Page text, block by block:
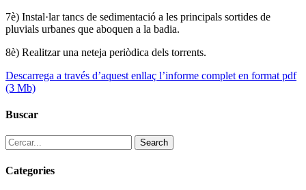
7è) Instal·lar tancs de sedimentació a les principals sortides de
pluvials urbanes que aboquen a la badia.
8è) Realitzar una neteja periòdica dels torrents.
Descarrega a través d’aquest enllaç l’informe complet en format pdf
(3 Mb)
Buscar
Search
Categories